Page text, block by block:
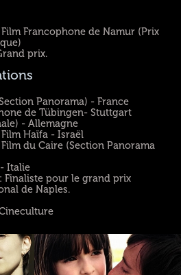
Francophone de Namur (Prix
prix.
Panorama) - France
de Tübingen- Stuttgart
- Allemagne
Haïfa - Israël
du Caire (Section Panorama
Italie
Finaliste pour le grand prix
de Naples.